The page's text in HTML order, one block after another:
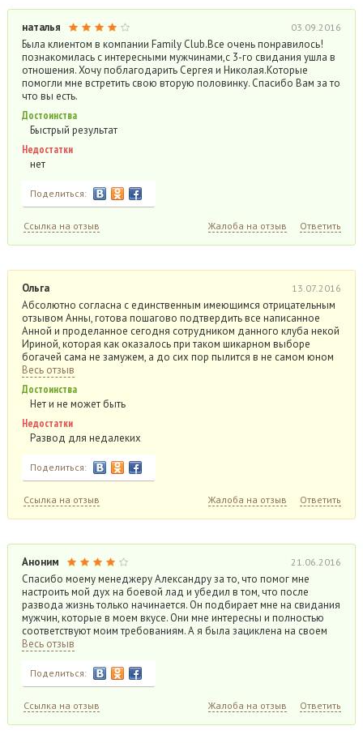
наталья 03.09.2016
Была клиентом в компании Family Club.Все очень понравилось!
познакомилась с интересными мужчинами,с 3-го свидания ушла в
отношения. Хочу поблагодарить Сергея и Николая.Которые
помогли мне встретить свою вторую половинку. Спасибо Вам за то
что вы есть.
Достоинства
Быстрый результат
Недостатки
нет
Поделиться:
Ссылка на отзыв Жалоба на отзыв Ответить
Ольга 13.07.2016
Абсолютно согласна с единственным имеющимся отрицательным
отзывом Анны, готова пошагово подтвердить все написанное
Анной и проделанное сегодня сотрудником данного клуба некой
Ириной, которая как оказалось при таком шикарном выборе
богачей сама не замужем, а до сих пор пылится в не самом юном
Весь отзыв
Достоинства
Нет и не может быть
Недостатки
Развод для недалеких
Поделиться:
Ссылка на отзыв Жалоба на отзыв Ответить
Аноним 21.06.2016
Спасибо моему менеджеру Александру за то, что помог мне
настроить мой дух на боевой лад и убедил в том, что после
развода жизнь только начинается. Он подбирает мне на свидания
мужчин, которые в моем вкусе. Они мне интересны и полностью
соответствуют моим требованиям. А я была зациклена на своем
Весь отзыв
Поделиться:
Ссылка на отзыв Жалоба на отзыв Ответить